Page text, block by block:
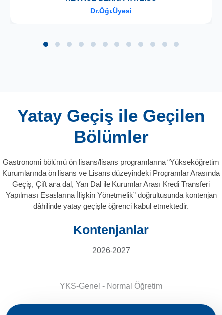
Dr.Öğr.Üyesi
Yatay Geçiş ile Geçilen
Bölümler
Gastronomi bölümü ön lisans/lisans programlarına “Yükseköğretim
Kurumlarında ön lisans ve Lisans düzeyindeki Programlar Arasında
Geçiş, Çift ana dal, Yan Dal ile Kurumlar Arası Kredi Transferi
Yapılması Esaslarına İlişkin Yönetmelik” doğrultusunda kontenjan
dâhilinde yatay geçişle öğrenci kabul etmektedir.
Kontenjanlar
2026-2027
YKS-Genel - Normal Öğretim